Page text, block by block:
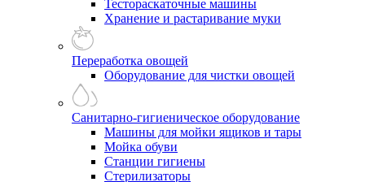
Тестораскаточные машины
Хранение и растаривание муки
Переработка овощей
Оборудование для чистки овощей
Санитарно-гигиеническое оборудование
Машины для мойки ящиков и тары
Мойка обуви
Станции гигиены
Стерилизаторы